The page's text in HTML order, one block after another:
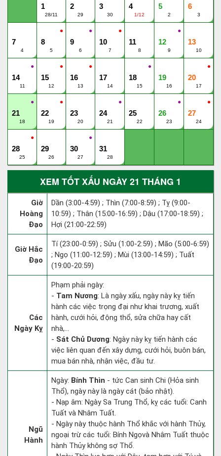
1
28/11
2
29
3
30
4
1/12
5
2
6
3
7
4
●
8
5
●
9
6
●
10
7
11
8
●
12
9
13
10
●
14
11
●
15
12
●
16
13
17
14
●
18
15
19
16
●
20
17
●
21
18
●
22
19
23
20
●
24
21
25
22
●
26
23
●
27
24
●
28
25
29
26
●
30
27
31
28
XEM TỐT XẤU NGÀY 21 THÁNG 1
Giờ
Hoàng
Đạo
Dần (3:00-4:59) ; Thìn (7:00-8:59) ; Tỵ (9:00-
10:59) ; Thân (15:00-16:59) ; Dậu (17:00-18:59) ;
Hợi (21:00-22:59)
Giờ Hắc
Đạo
Tí (23:00-0:59) ; Sửu (1:00-2:59) ; Mão (5:00-6:59)
; Ngọ (11:00-12:59) ; Mùi (13:00-14:59) ; Tuất
(19:00-20:59)
Các
Ngày Kỵ
Phạm phải ngày:
- Tam Nương: Là ngày xấu, ngày này kỵ tiến
hành các việc trọng đại như khai trương, xuất
hành, cưới hỏi, động thổ, sửa chữa hay cất
nhà,...
- Sát Chủ Dương: Ngày này kỵ tiến hành các
việc liên quan đến xây dựng, cưới hỏi, buôn bán,
mua bán nhà, nhận việc, đầu tư.
Ngũ
Hành
Ngày: Bính Thìn - tức Can sinh Chi (Hỏa sinh
Thổ), ngày này là ngày cát (bảo nhật).
- Nạp âm: Ngày Sa Trung Thổ, kỵ các tuổi: Canh
Tuất và Nhâm Tuất.
- Ngày này thuộc hành Thổ khắc với hành Thủy,
ngoại trừ các tuổi: Bính Ngọvà Nhâm Tuất thuộc
hành Thủy không sợ Thổ.